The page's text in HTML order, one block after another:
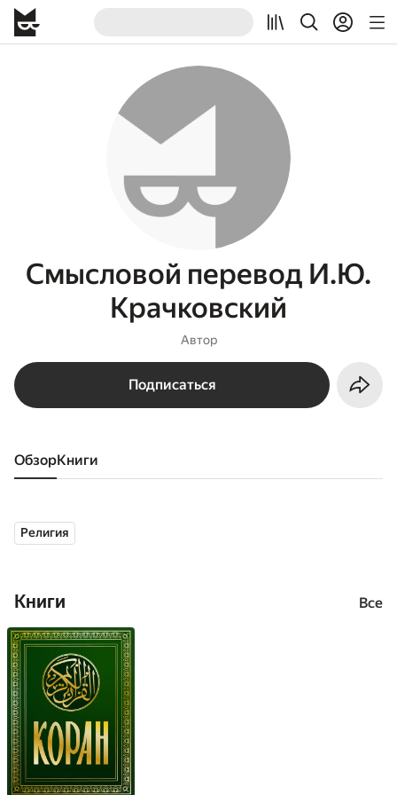
Смысловой перевод И.Ю.
Крачковский
Автор
Подписаться
Обзор книги
Религия
Книги Все